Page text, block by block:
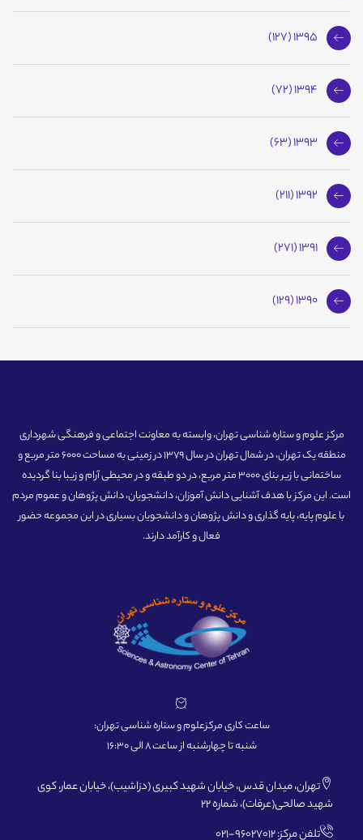
1395 (127)
1394 (72)
1393 (63)
1392 (211)
1391 (271)
1390 (129)
مرکز علوم و ستاره شناسی تهران، وابسته به معاونت اجتماعی و فرهنگی شهرداری
منطقه یک تهران، در شمال تهران در سال 1379 در زمینی به مساحت 6000 متر مربع و
ساختمانی با زیر بنای 3000 متر مربع، در دو طبقه و در محیطی آرام و زیبا بنا گردیده
است. این مرکز با هدف آشنایی دانش آموزان، دانشجویان، دانش پژوهان و عموم مردم
با علوم پایه، پایه گذاری و دانش پژوهان و دانشجویان بسیاری در این مجموعه حضور
فعال و کارآمد دارند.
ساعت کاری مرکزعلوم و ستاره شناسی تهران:
شنبه تا چهارشنبه از ساعت 8 الی 16:30
تهران، میدان قدس، خیابان شهید کبیری (دزاشیب)، خیابان عمار، کوی
شهید صالحی(عرفات)، شماره 22
تلفن مرکز: 96027012-021